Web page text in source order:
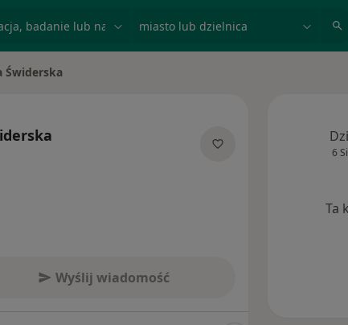
Świderska
Wyślij wiadomość
6
Ta